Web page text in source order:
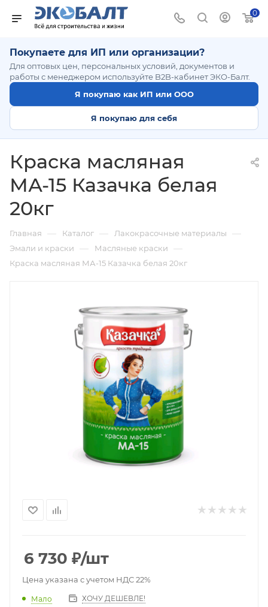
0
Покупаете для ИП или организации?
Для оптовых цен, персональных условий, документов и
работы с менеджером используйте B2B-кабинет ЭКО-Балт.
Я покупаю как ИП или ООО
Я покупаю для себя
Краска масляная
МА-15 Казачка белая
20кг
Главная — Каталог — Лакокрасочные материалы —
Эмали и краски — Масляные краски —
Краска масляная МА-15 Казачка белая 20кг
6 730 ₽/шт
Цена указана с учетом НДС 22%
Мало ХОЧУ ДЕШЕВЛЕ!